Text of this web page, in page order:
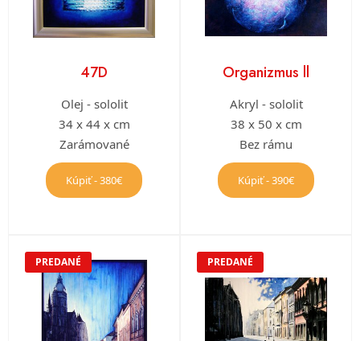
47D
Olej - sololit
34 x 44 x cm
Zarámované
Kúpiť - 380€
Organizmus ll
Akryl - sololit
38 x 50 x cm
Bez rámu
Kúpiť - 390€
PREDANÉ PREDANÉ